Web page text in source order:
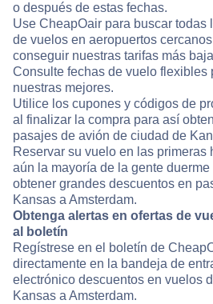
o después de estas fechas.
Use CheapOair para buscar todas
de vuelos en aeropuertos
conseguir nuestras tarifas más
Consulte fechas de vuelo flexibles
nuestras mejores.
Utilice los cupones y códigos de
al finalizar la compra para así
pasajes de avión de ciudad de
Reservar su vuelo en las primeras
aún la mayoría de la gente
obtener grandes descuentos en
Kansas a Amsterdam.
Obtenga alertas en ofertas de
al boletín
Regístrese en el boletín de
directamente en la bandeja de
electrónico descuentos en vuelos
Kansas a Amsterdam.